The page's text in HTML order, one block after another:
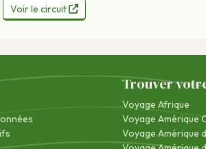
Voir le circuit
Trouver
Voyage Afrique
Voyage Amérique
Voyage Amérique